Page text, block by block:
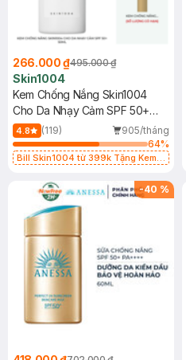
266.000 ₫495.000 ₫
Skin1004
Kem Chống Nắng Skin1004
Cho Da Nhạy Cảm SPF 50+
50ml
4.8 (119)
905/tháng
64%
Bill Skin1004 từ 399k Tặng Kem
SPF 50+ 20ml (SL Có Hạn)
-40 %